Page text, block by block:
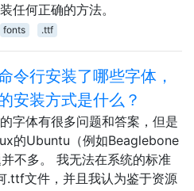
任何正确的方法。
fonts .ttf
令行安装了哪些字体，
安装方式是什么？
字体有很多问题和答案，但是
的Ubuntu（例如Beaglebone
不多。 我无法在系统的标准
.ttf文件，并且我认为鉴于资源